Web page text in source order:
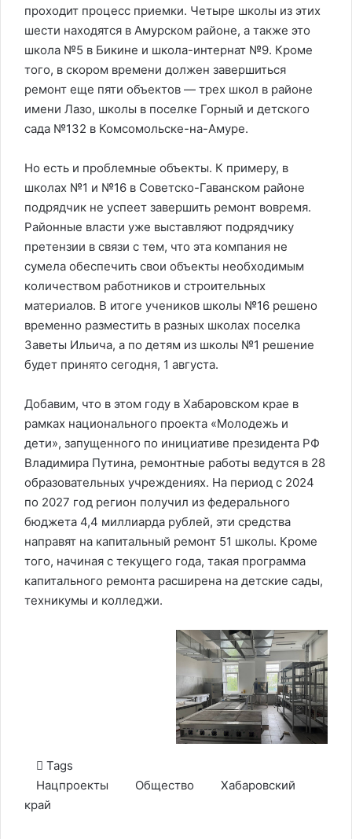
проходит процесс приемки. Четыре школы из этих
шести находятся в Амурском районе, а также это
школа №5 в Бикине и школа-интернат №9. Кроме
того, в скором времени должен завершиться
ремонт еще пяти объектов — трех школ в районе
имени Лазо, школы в поселке Горный и детского
сада №132 в Комсомольске-на-Амуре.
Но есть и проблемные объекты. К примеру, в
школах №1 и №16 в Советско-Гаванском районе
подрядчик не успеет завершить ремонт вовремя.
Районные власти уже выставляют подрядчику
претензии в связи с тем, что эта компания не
сумела обеспечить свои объекты необходимым
количеством работников и строительных
материалов. В итоге учеников школы №16 решено
временно разместить в разных школах поселка
Заветы Ильича, а по детям из школы №1 решение
будет принято сегодня, 1 августа.
Добавим, что в этом году в Хабаровском крае в
рамках национального проекта «Молодежь и
дети», запущенного по инициативе президента РФ
Владимира Путина, ремонтные работы ведутся в 28
образовательных учреждениях. На период с 2024
по 2027 год регион получил из федерального
бюджета 4,4 миллиарда рублей, эти средства
направят на капитальный ремонт 51 школы. Кроме
того, начиная с текущего года, такая программа
капитального ремонта расширена на детские сады,
техникумы и колледжи.
Tags
Нацпроекты
Общество
Хабаровский
край